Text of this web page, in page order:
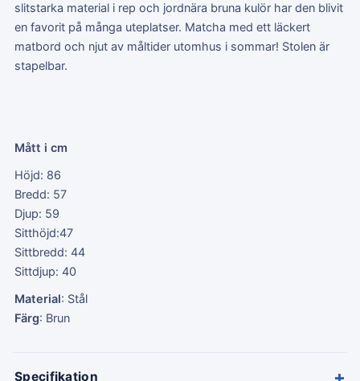
slitstarka material i rep och jordnära bruna kulör har den blivit
en favorit på många uteplatser. Matcha med ett läckert
matbord och njut av måltider utomhus i sommar! Stolen är
stapelbar.
Mått i cm
Höjd: 86
Bredd: 57
Djup: 59
Sitthöjd:47
Sittbredd: 44
Sittdjup: 40
Material: Stål
Färg: Brun
Specifikation +